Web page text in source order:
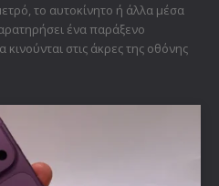
το αυτοκίνητο ή άλλα μέσα
ένα παράξενο
κινούνται στις άκρες της οθόνης